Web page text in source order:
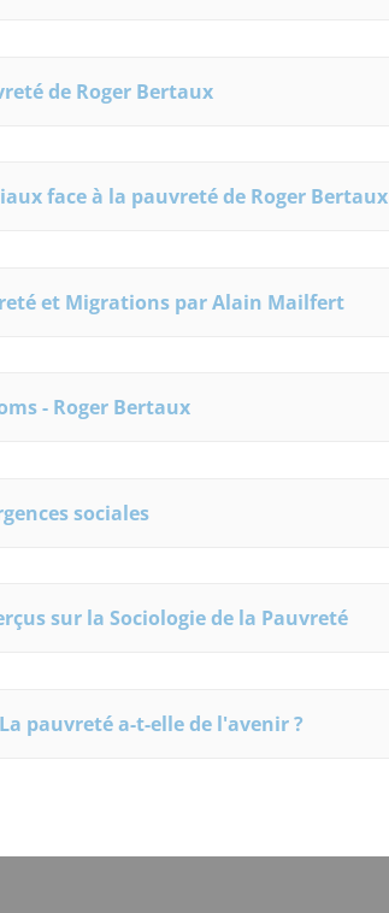
de Roger Bertaux
face à la pauvreté de Roger Bertaux
et Migrations par Alain Mailfert
- Roger Bertaux
sociales
sur la Sociologie de la Pauvreté
pauvreté a-t-elle de l'avenir ?